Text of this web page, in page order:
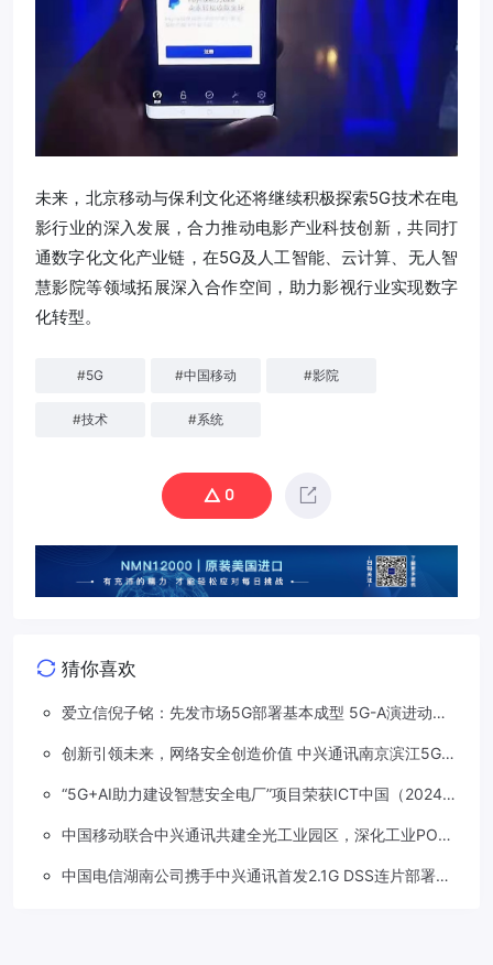
未来，北京移动与保利文化还将继续积极探索5G技术在电
影行业的深入发展，合力推动电影产业科技创新，共同打
通数字化文化产业链，在5G及人工智能、云计算、无人智
慧影院等领域拓展深入合作空间，助力影视行业实现数字
化转型。
#5G #中国移动 #影院
#技术 #系统
0
猜你喜欢
爱立信倪子铭：先发市场5G部署基本成型 5G-A演进动能
创新引领未来，网络安全创造价值 中兴通讯南京滨江5G工
“5G+AI助力建设智慧安全电厂”项目荣获ICT中国（2024）
中国移动联合中兴通讯共建全光工业园区，深化工业PON
中国电信湖南公司携手中兴通讯首发2.1G DSS连片部署助